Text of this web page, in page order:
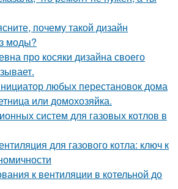
почему такой дизайн
моды?
про косяки дизайна своего
любых перестановок дома
или домохозяйка.
систем для газовых котлов в
для газового котла: ключ к
к вентиляции в котельной до